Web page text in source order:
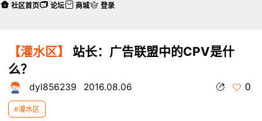
【灌水区】
站长：广告联盟中的CPV是什
么？
dyl856239 2016.08.06 0
#灌水区
社区首页 论坛 商城 登录